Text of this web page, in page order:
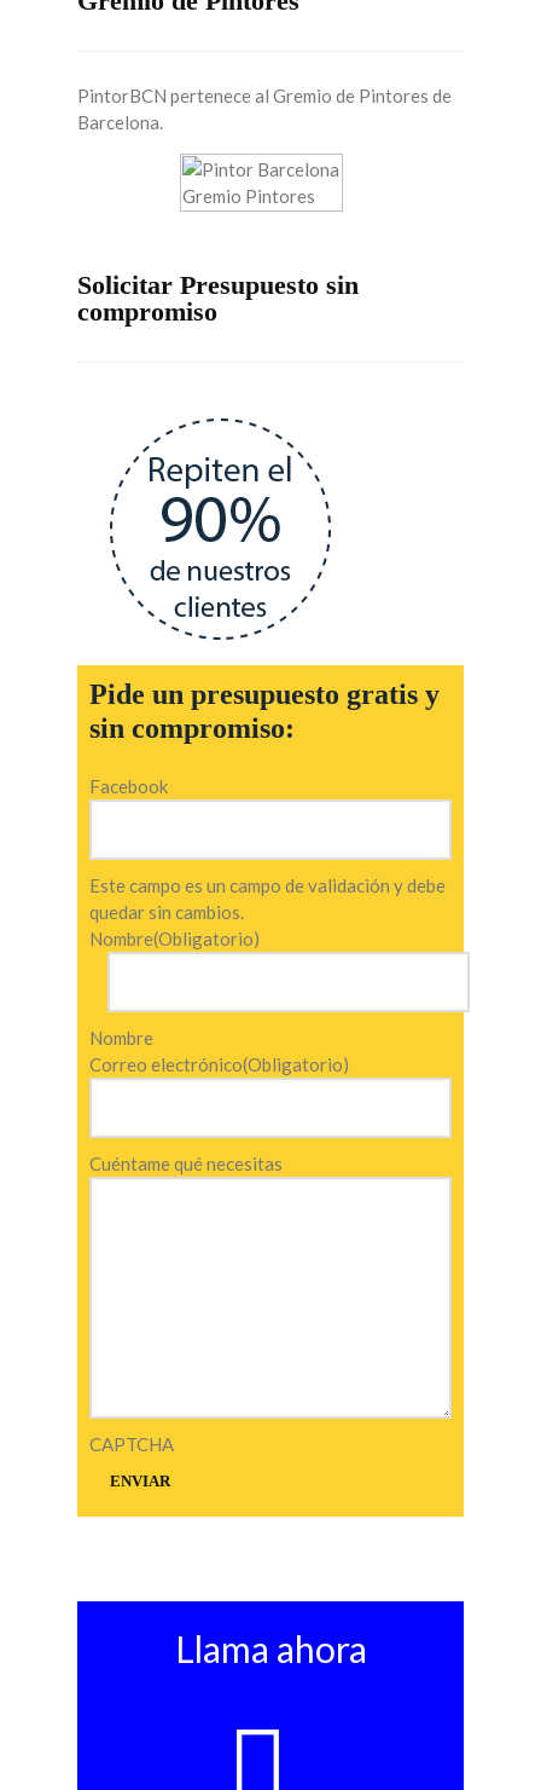
PintorBCN pertenece al Gremio de Pintores de
Barcelona.
Solicitar Presupuesto sin
compromiso
Pide un presupuesto gratis y
sin compromiso:
Facebook
Este campo es un campo de validación y debe
quedar sin cambios.
Nombre(Obligatorio)
Nombre
Correo electrónico(Obligatorio)
Cuéntame qué necesitas
CAPTCHA
Llama ahora